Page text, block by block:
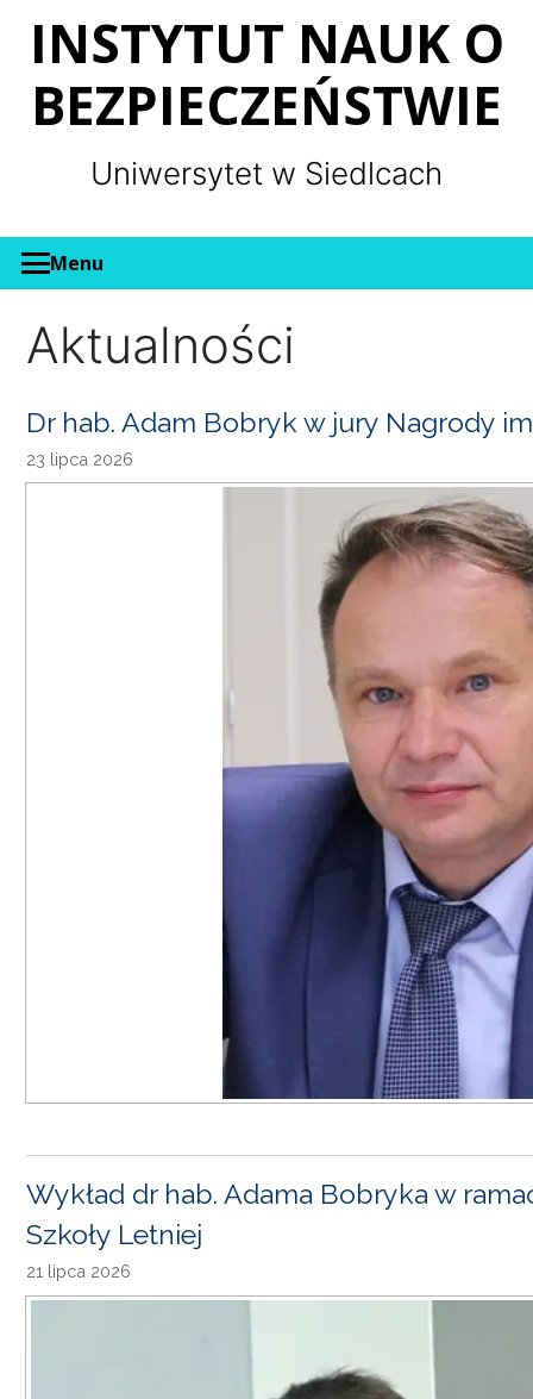
INSTYTUT NAUK O
BEZPIECZEŃSTWIE
Uniwersytet w Siedlcach
Menu
Aktualności
Dr hab. Adam Bobryk w jury Nagrody
23 lipca 2026
Wykład dr hab. Adama Bobryka w
Szkoły Letniej
21 lipca 2026